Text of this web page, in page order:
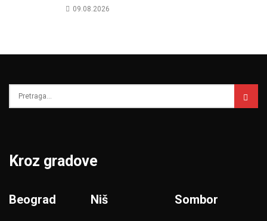
09.08.2026
Kroz gradove
Beograd Niš Sombor